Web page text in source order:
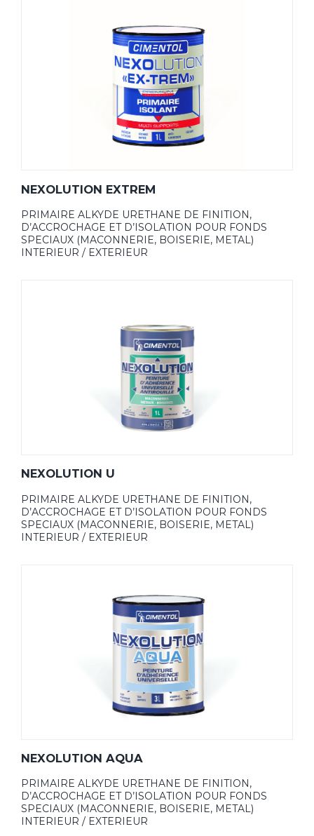
NEXOLUTION EXTREM
PRIMAIRE ALKYDE URETHANE DE FINITION,
D’ACCROCHAGE ET D’ISOLATION POUR FONDS
SPECIAUX (MACONNERIE, BOISERIE, METAL)
INTERIEUR / EXTERIEUR
NEXOLUTION U
PRIMAIRE ALKYDE URETHANE DE FINITION,
D’ACCROCHAGE ET D’ISOLATION POUR FONDS
SPECIAUX (MACONNERIE, BOISERIE, METAL)
INTERIEUR / EXTERIEUR
NEXOLUTION AQUA
PRIMAIRE ALKYDE URETHANE DE FINITION,
D’ACCROCHAGE ET D’ISOLATION POUR FONDS
SPECIAUX (MACONNERIE, BOISERIE, METAL)
INTERIEUR / EXTERIEUR